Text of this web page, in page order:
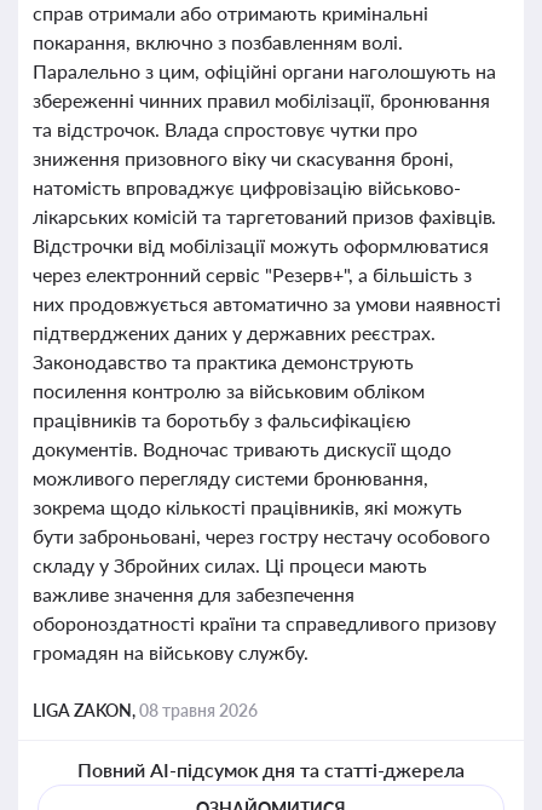
справ отримали або отримають кримінальні
покарання, включно з позбавленням волі.
Паралельно з цим, офіційні органи наголошують на
збереженні чинних правил мобілізації, бронювання
та відстрочок. Влада спростовує чутки про
зниження призовного віку чи скасування броні,
натомість впроваджує цифровізацію військово-
лікарських комісій та таргетований призов фахівців.
Відстрочки від мобілізації можуть оформлюватися
через електронний сервіс "Резерв+", а більшість з
них продовжується автоматично за умови наявності
підтверджених даних у державних реєстрах.
Законодавство та практика демонструють
посилення контролю за військовим обліком
працівників та боротьбу з фальсифікацією
документів. Водночас тривають дискусії щодо
можливого перегляду системи бронювання,
зокрема щодо кількості працівників, які можуть
бути заброньовані, через гостру нестачу особового
складу у Збройних силах. Ці процеси мають
важливе значення для забезпечення
обороноздатності країни та справедливого призову
громадян на військову службу.
LIGA ZAKON,08 травня 2026
Повний AI-підсумок дня та статті-джерела